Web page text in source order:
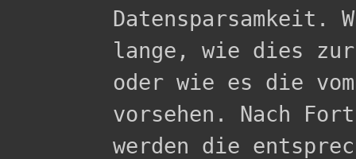
Datensparsamkeit.
lange, wie dies
oder wie es die
vorsehen. Nach
werden die